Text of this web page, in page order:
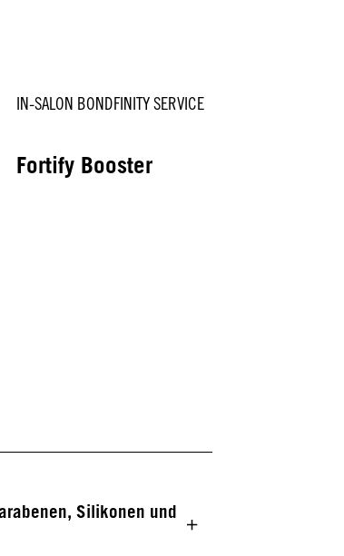
IN-SALON BONDFINITY SERVICE
Fortify Booster
Silikonen und